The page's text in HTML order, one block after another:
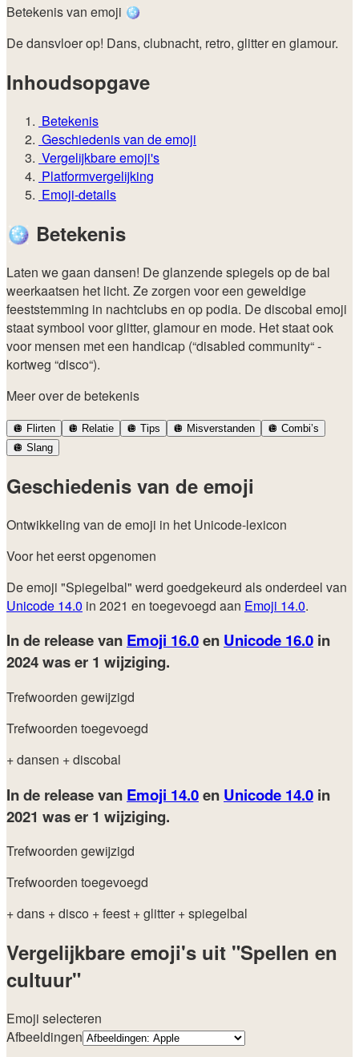
Betekenis van emoji 🪩
De dansvloer op! Dans, clubnacht, retro, glitter en glamour.
Inhoudsopgave
Betekenis
Geschiedenis van de emoji
Vergelijkbare emoji's
Platformvergelijking
Emoji-details
🪩 Betekenis
Laten we gaan dansen! De glanzende spiegels op de bal
weerkaatsen het licht. Ze zorgen voor een geweldige
feeststemming in nachtclubs en op podia. De discobal emoji
staat symbool voor glitter, glamour en mode. Het staat ook
voor mensen met een handicap (“disabled community“ -
kortweg “disco“).
Meer over de betekenis
🪩 Flirten 🪩 Relatie 🪩 Tips 🪩 Misverstanden 🪩 Combi’s
🪩 Slang
Geschiedenis van de emoji
Ontwikkeling van de emoji in het Unicode-lexicon
Voor het eerst opgenomen
De emoji "Spiegelbal" werd goedgekeurd als onderdeel van
Unicode 14.0 in 2021 en toegevoegd aan Emoji 14.0.
In de release van Emoji 16.0en Unicode 16.0 in
2024was er 1 wijziging.
Trefwoorden gewijzigd
Trefwoorden toegevoegd
+ dansen + discobal
In de release van Emoji 14.0en Unicode 14.0 in
2021 was er 1 wijziging.
Trefwoorden gewijzigd
Trefwoorden toegevoegd
+ dans + disco + feest + glitter + spiegelbal
Vergelijkbare emoji's uit "Spellen en
cultuur"
Emoji selecteren
Afbeeldingen